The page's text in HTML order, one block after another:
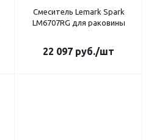
Смеситель Lemark Spark
LM6707RG для раковины
22 097 руб./шт